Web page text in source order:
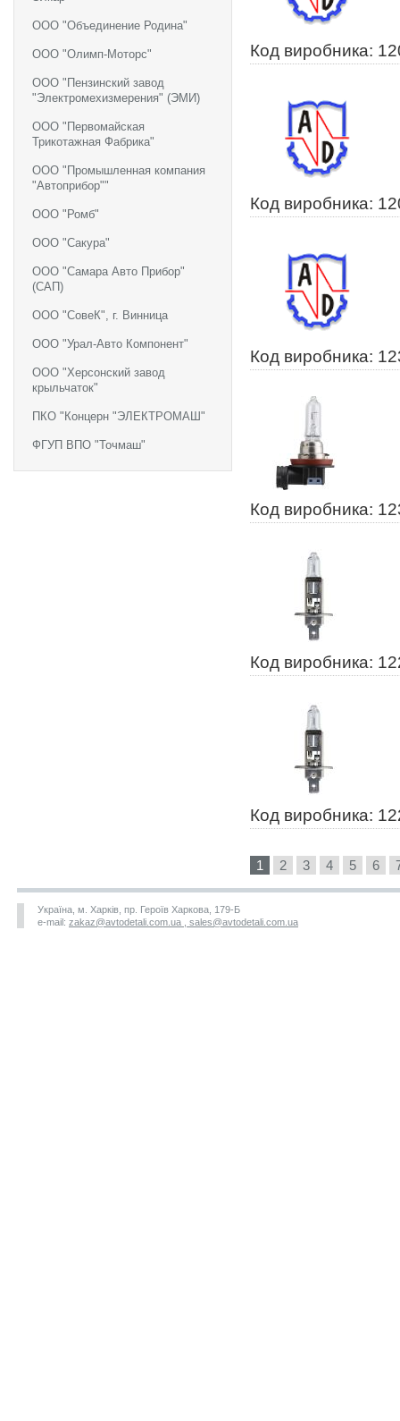
ООО "Объединение Родина"
ООО "Олимп-Моторс"
ООО "Пензинский завод
"Электромехизмерения" (ЭМИ)
ООО "Первомайская
Трикотажная Фабрика"
ООО "Промышленная компания
"Автоприбор""
ООО "Ромб"
ООО "Сакура"
ООО "Самара Авто Прибор"
(САП)
ООО "СовеК", г. Винница
ООО "Урал-Авто Компонент"
ООО "Херсонский завод
крыльчаток"
ПКО "Концерн "ЭЛЕКТРОМАШ"
ФГУП ВПО "Точмаш"
Код виробника:
Код виробника:
Код виробника:
Код виробника:
Код виробника:
Код виробника:
1 2 3 4 5 6
Україна, м. Харків, пр. Героїв Харкова, 179-Б
e-mail: zakaz@avtodetali.com.ua , sales@avtodetali.com.ua